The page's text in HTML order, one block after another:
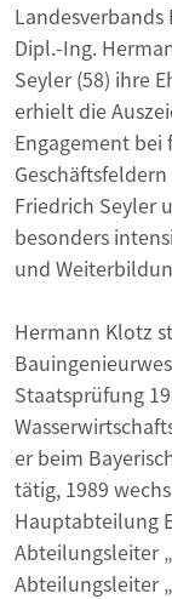
Dipl.-Ing.
Seyler (58) ihre
erhielt die
Engagement
Friedrich Seyler
besonders
und
Hermann Klotz
Staatsprüfung
er beim
tätig, 1989
Hauptabteilung
Abteilungsleiter
Abteilungsleiter